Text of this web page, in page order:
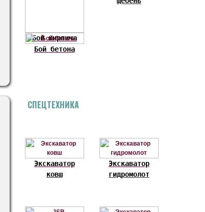
Бой кирпича
Бой бетона
СПЕЦТЕХНИКА
Экскаватор
ковш
Экскаватор
гидромолот